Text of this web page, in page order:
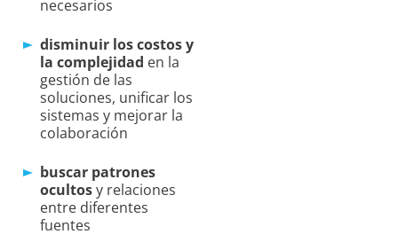
necesarios
disminuir los costos y
la complejidad en la
gestión de las
soluciones, unificar los
sistemas y mejorar la
colaboración
buscar patrones
ocultosy relaciones
entre diferentes
fuentes